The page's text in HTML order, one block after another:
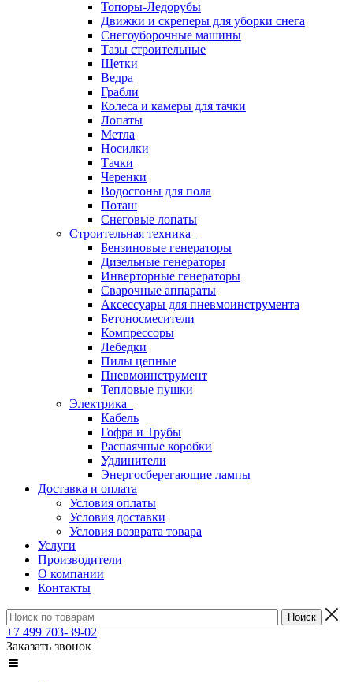
Топоры-Ледорубы
Движки и скреперы для уборки снега
Снегоуборочные машины
Тазы строительные
Щетки
Ведра
Грабли
Колеса и камеры для тачки
Лопаты
Метла
Носилки
Тачки
Черенки
Водосгоны для пола
Поташ
Снеговые лопаты
Строительная техника
Бензиновые генераторы
Дизельные генераторы
Инверторные генераторы
Сварочные аппараты
Аксессуары для пневмоинструмента
Бетоносмесители
Компрессоры
Лебедки
Пилы цепные
Пневмоинструмент
Тепловые пушки
Электрика
Кабель
Гофра и Трубы
Распаячные коробки
Удлинители
Энергосберегающие лампы
Доставка и оплата
Условия оплаты
Условия доставки
Условия возврата товара
Услуги
Производители
О компании
Контакты
+7 499 703-39-02
Заказать звонок